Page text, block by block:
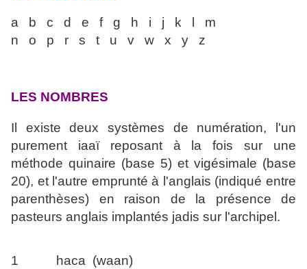
a b c d e f g h i j k l m
n o p r s t u v w x y z
LES NOMBRES
Il existe deux systèmes de numération, l'un
purement iaaï reposant à la fois sur une
méthode quinaire (base 5) et vigésimale (base
20), et l'autre emprunté à l'anglais (indiqué entre
parenthèses) en raison de la présence de
pasteurs anglais implantés jadis sur l'archipel.
1 haca (waan)